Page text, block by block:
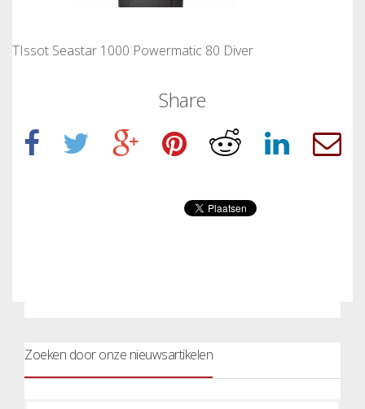
TIssot Seastar 1000 Powermatic 80 Diver
Share
Zoeken door onze nieuwsartikelen